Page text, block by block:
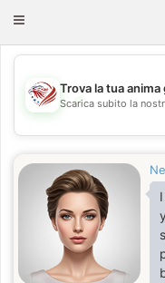
Toggle
💖
Trova la tua anima
Scarica subito la